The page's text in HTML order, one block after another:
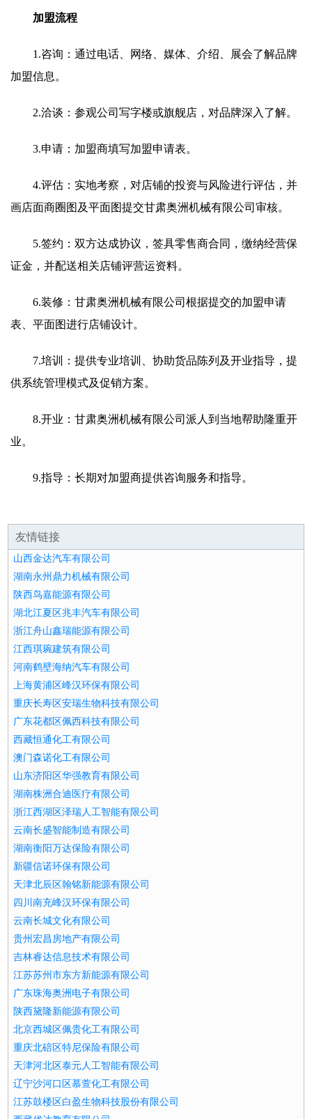
加盟流程
1.咨询：通过电话、网络、媒体、介绍、展会了解品牌
加盟信息。
2.洽谈：参观公司写字楼或旗舰店，对品牌深入了解。
3.申请：加盟商填写加盟申请表。
4.评估：实地考察，对店铺的投资与风险进行评估，并
画店面商圈图及平面图提交甘肃奥洲机械有限公司审核。
5.签约：双方达成协议，签具零售商合同，缴纳经营保
证金，并配送相关店铺评营运资料。
6.装修：甘肃奥洲机械有限公司根据提交的加盟申请
表、平面图进行店铺设计。
7.培训：提供专业培训、协助货品陈列及开业指导，提
供系统管理模式及促销方案。
8.开业：甘肃奥洲机械有限公司派人到当地帮助隆重开
业。
9.指导：长期对加盟商提供咨询服务和指导。
友情链接
山西金达汽车有限公司
湖南永州鼎力机械有限公司
陕西鸟嘉能源有限公司
湖北江夏区兆丰汽车有限公司
浙江舟山鑫瑞能源有限公司
江西琪琬建筑有限公司
河南鹤壁海纳汽车有限公司
上海黄浦区峰汉环保有限公司
重庆长寿区安瑞生物科技有限公司
广东花都区佩西科技有限公司
西藏恒通化工有限公司
澳门森诺化工有限公司
山东济阳区华强教育有限公司
湖南株洲合迪医疗有限公司
浙江西湖区泽瑞人工智能有限公司
云南长盛智能制造有限公司
湖南衡阳万达保险有限公司
新疆信诺环保有限公司
天津北辰区翰铭新能源有限公司
四川南充峰汉环保有限公司
云南长城文化有限公司
贵州宏昌房地产有限公司
吉林睿达信息技术有限公司
江苏苏州市东方新能源有限公司
广东珠海奥洲电子有限公司
陕西黛隆新能源有限公司
北京西城区佩贵化工有限公司
重庆北碚区特尼保险有限公司
天津河北区泰元人工智能有限公司
辽宁沙河口区慕萱化工有限公司
江苏鼓楼区白盈生物科技股份有限公司